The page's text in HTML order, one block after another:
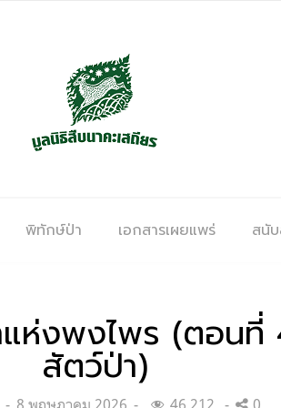
พิทักษ์ป่า เอกสารเผยแพร่ สนั
ห่งพงไพร (ตอนที่
สัตว์ป่า)
Posted
8 พฤษภาคม 2026 46,212 0